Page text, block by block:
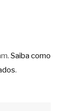
Saiba como
.